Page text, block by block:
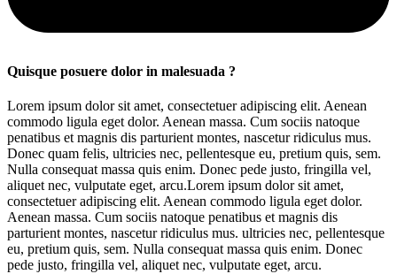
Quisque posuere dolor in malesuada ?
Lorem ipsum dolor sit amet, consectetuer adipiscing elit. Aenean
commodo ligula eget dolor. Aenean massa. Cum sociis natoque
penatibus et magnis dis parturient montes, nascetur ridiculus mus.
Donec quam felis, ultricies nec, pellentesque eu, pretium quis, sem.
Nulla consequat massa quis enim. Donec pede justo, fringilla vel,
aliquet nec, vulputate eget, arcu.Lorem ipsum dolor sit amet,
consectetuer adipiscing elit. Aenean commodo ligula eget dolor.
Aenean massa. Cum sociis natoque penatibus et magnis dis
parturient montes, nascetur ridiculus mus. ultricies nec, pellentesque
eu, pretium quis, sem. Nulla consequat massa quis enim. Donec
pede justo, fringilla vel, aliquet nec, vulputate eget, arcu.